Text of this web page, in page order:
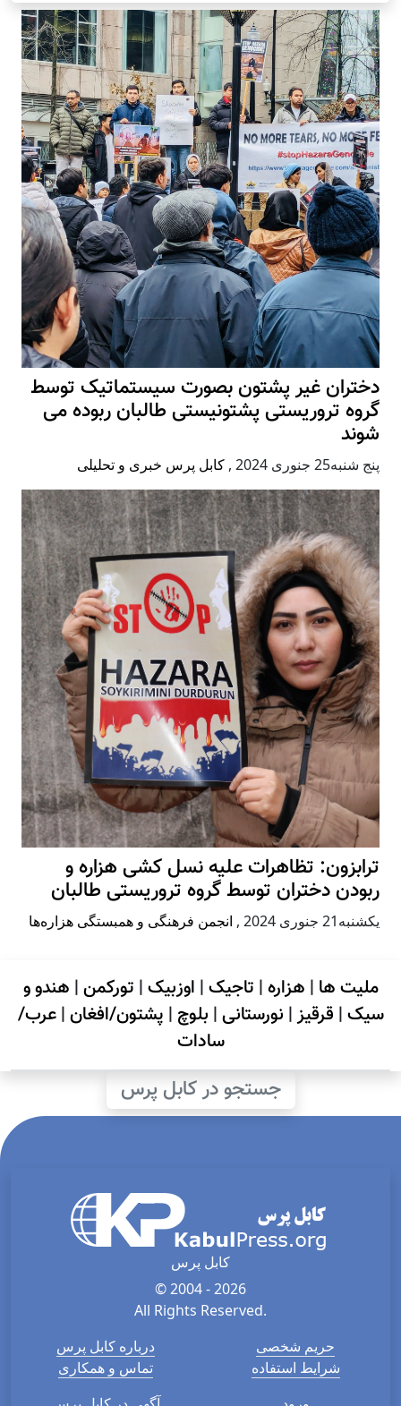
دختران غیر پشتون بصورت سیستماتیک توسط
گروه تروریستی پشتونیستی طالبان ربوده می
شوند
پنج شنبه25 جنوری 2024 , کابل پرس خبری و تحلیلی
ترابزون: تظاهرات علیه نسل کشی هزاره و
ربودن دختران توسط گروه تروریستی طالبان
يكشنبه21 جنوری 2024 , انجمن فرهنگی و همبستگی هزاره‌ها
ملیت ها | هزاره| تاجیک| اوزبیک| تورکمن| هندو و
سیک| قرقیز| نورستانی| بلوچ | پشتون/افغان|عرب/
سادات
جستجو در کابل پرس
کابل پرس
© 2004 - 2026
All Rights Reserved.
درباره کابل پرس
تماس و همکاری
حریم شخصی
شرایط استفاده